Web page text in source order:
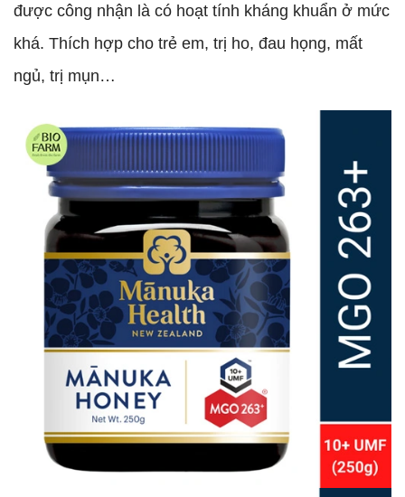
được công nhận là có hoạt tính kháng khuẩn ở mức
khá. Thích hợp cho trẻ em, trị ho, đau họng, mất
ngủ, trị mụn…